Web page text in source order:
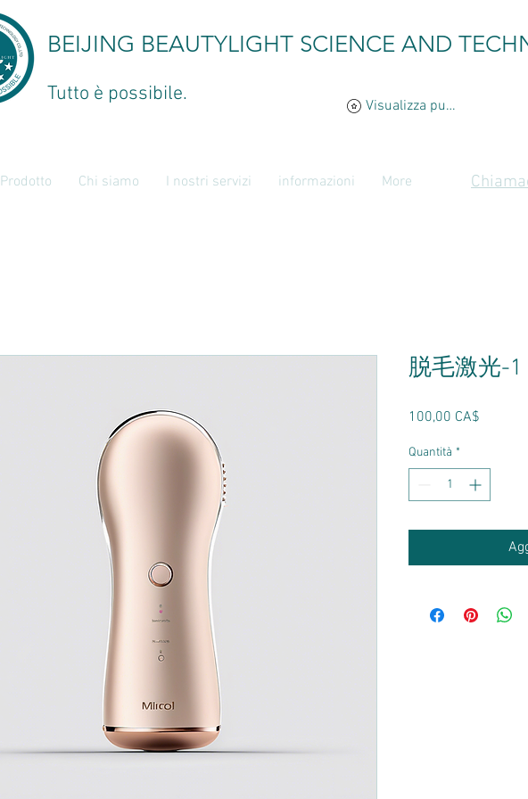
BEIJING BEAUTYLIGHT SCIENCE AND
Tutto è possibile. Visualizza punti
Prodotto Chi siamo I nostri servizi informazioni More
脱毛激光-1
100,00 CA$
Quantità *